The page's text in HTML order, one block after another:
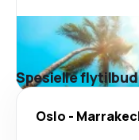
Spesielle
Oslo -